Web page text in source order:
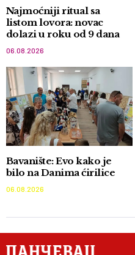
Najmoćniji ritual sa
listom lovora: novac
dolazi u roku od 9 dana
06.08.2026
Bavanište: Evo kako je
bilo na Danima ćirilice
06.08.2026